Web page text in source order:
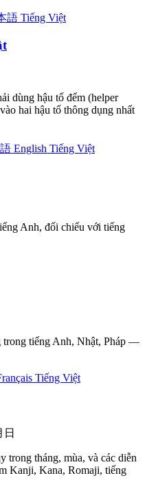
語 Tiếng Việt
dùng hậu tố đếm (helper
hai hậu tố thông dụng nhất
English Tiếng Việt
Anh, đối chiếu với tiếng
trong tiếng Anh, Nhật, Pháp —
Tiếng Việt
日
trong tháng, mùa, và các diễn
Kanji, Kana, Romaji, tiếng